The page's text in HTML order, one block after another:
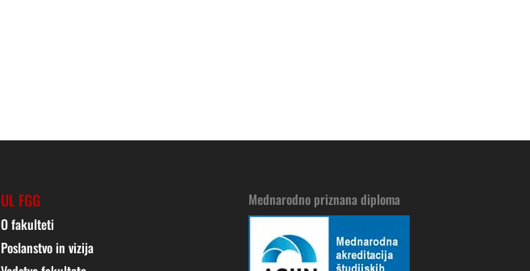
UL FGG
O fakulteti
Poslanstvo in vizija
Mednarodno priznana diploma